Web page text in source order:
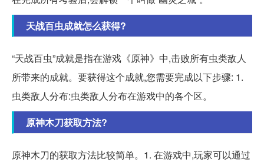
天战百虫成就怎么获得?
“天战百虫”成就是指在游戏《原神》中,击败所有虫类敌人
所带来的成就。要获得这个成就,您需要完成以下步骤: 1.
虫类敌人分布:虫类敌人分布在游戏中的各个区。
原神木刀获取方法?
原神木刀的获取方法比较简单。1. 在游戏中,玩家可以通过